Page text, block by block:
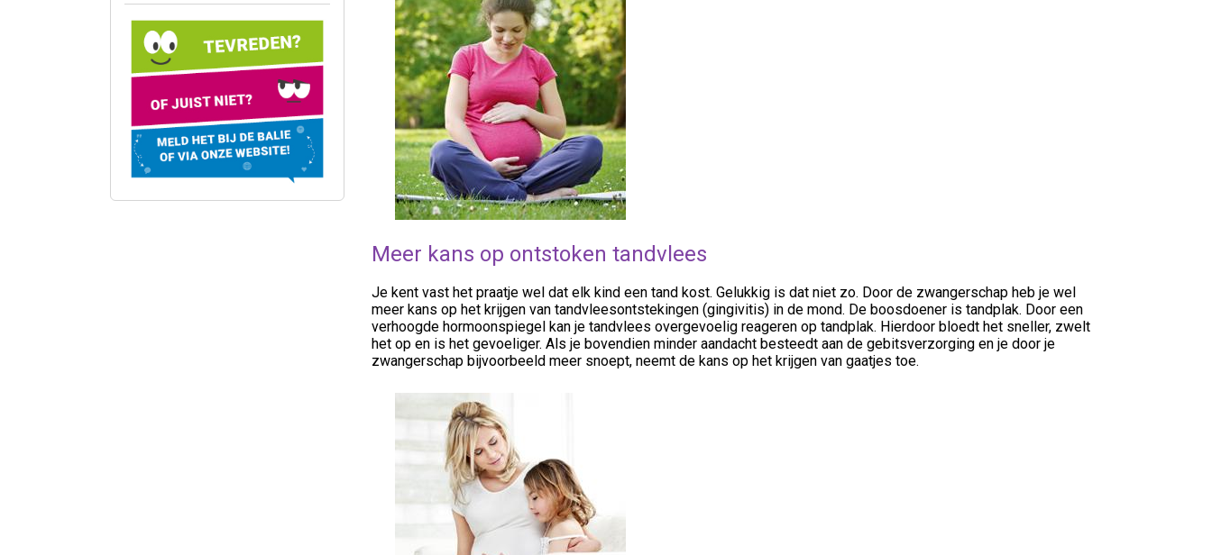
Meer kans op ontstoken tandvlees
Je kent vast het praatje wel dat elk kind een tand kost. Gelukkig is dat niet zo. Door de zwangerschap heb je wel
meer kans op het krijgen van tandvleesontstekingen (gingivitis) in de mond. De boosdoener is tandplak. Door een
verhoogde hormoonspiegel kan je tandvlees overgevoelig reageren op tandplak. Hierdoor bloedt het sneller, zwelt
het op en is het gevoeliger. Als je bovendien minder aandacht besteedt aan de gebitsverzorging en je door je
zwangerschap bijvoorbeeld meer snoept, neemt de kans op het krijgen van gaatjes toe.